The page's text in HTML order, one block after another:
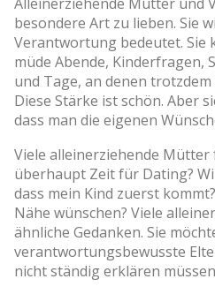
besondere Art zu lieben. Sie
Verantwortung bedeutet. Sie
müde Abende, Kinderfragen,
und Tage, an denen
Diese Stärke ist schön. Aber
dass man die eigenen
Viele alleinerziehende Mütter
überhaupt Zeit für Dating?
dass mein Kind zuerst
Nähe wünschen? Viele
ähnliche Gedanken. Sie
verantwortungsbewusste
nicht ständig erklären